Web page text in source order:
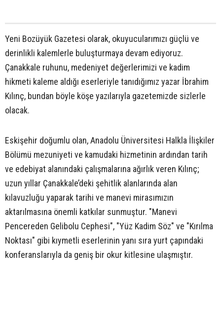
Yeni Bozüyük Gazetesi olarak, okuyucularımızı güçlü ve
derinlikli kalemlerle buluşturmaya devam ediyoruz.
Çanakkale ruhunu, medeniyet değerlerimizi ve kadim
hikmeti kaleme aldığı eserleriyle tanıdığımız yazar İbrahim
Kılınç, bundan böyle köşe yazılarıyla gazetemizde sizlerle
olacak.
Eskişehir doğumlu olan, Anadolu Üniversitesi Halkla İlişkiler
Bölümü mezuniyeti ve kamudaki hizmetinin ardından tarih
ve edebiyat alanındaki çalışmalarına ağırlık veren Kılınç;
uzun yıllar Çanakkale’deki şehitlik alanlarında alan
kılavuzluğu yaparak tarihi ve manevi mirasımızın
aktarılmasına önemli katkılar sunmuştur. "Manevi
Pencereden Gelibolu Cephesi", "Yüz Kadim Söz" ve "Kırılma
Noktası" gibi kıymetli eserlerinin yanı sıra yurt çapındaki
konferanslarıyla da geniş bir okur kitlesine ulaşmıştır.